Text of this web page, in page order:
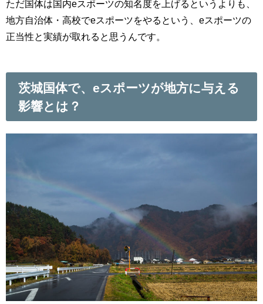
ただ国体は国内eスポーツの知名度を上げるというよりも、
地方自治体・高校でeスポーツをやるという、eスポーツの
正当性と実績が取れると思うんです。
茨城国体で、eスポーツが地方に与える
影響とは？